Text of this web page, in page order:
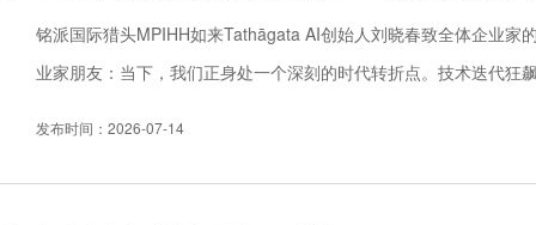
铭派国际猎头MPIHH如来Tathāgata AI创始人刘晓春致全体企业
业家朋友：当下，我们正身处一个深刻的时代转折点。技术迭代
发布时间：2026-07-14